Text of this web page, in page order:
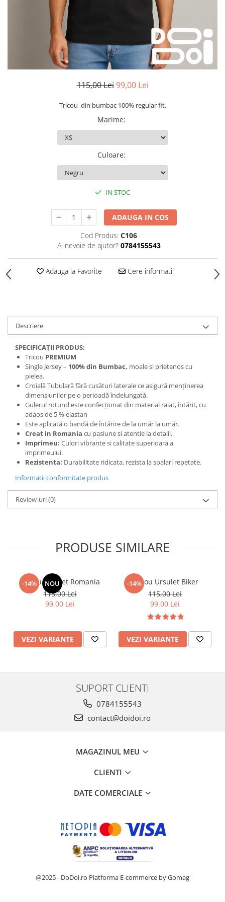
115,00 Lei 99,00 Lei
Tricou din bumbac 100% regular fit.
Marime:
Culoare:
IN STOC
ADAUGA IN COS
Cod Produs: C106
Ai nevoie de ajutor? 0784155543
Adauga la Favorite Cere informatii
Descriere
SPECIFICAȚII PRODUS:
Tricou PREMIUM
Single Jersey – 100% din Bumbac, moale si prietenos cu
pielea.
Croială Tubulară fără cusături laterale ce asigură menţinerea
dimensiunilor pe o perioadă îndelungată.
Gulerul rotund este confecționat din material raiat, întărit, cu
adaos de 5 % elastan
Este aplicată o bandă de întărire de la umăr la umăr.
Creat in Romania cu pasiune si atentie la detalii.
Imprimeu: Culori vibrante si calitate superioara a
imprimeului.
Rezistenta: Durabilitate ridicata, rezista la spalari repetate.
Informatii conformitate produs
Review-uri(0)
PRODUSE SIMILARE
-14% NOU
Tricou Ursulet Romania
115,00 Lei
99,00 Lei
VEZI VARIANTE
-14%
Tricou Ursulet Biker
115,00 Lei
99,00 Lei
VEZI VARIANTE
SUPORT CLIENTI
0784155543
contact@doidoi.ro
MAGAZINUL MEU
CLIENTI
DATE COMERCIALE
@2025 - DoDoi.ro Platforma E-commerce by Gomag